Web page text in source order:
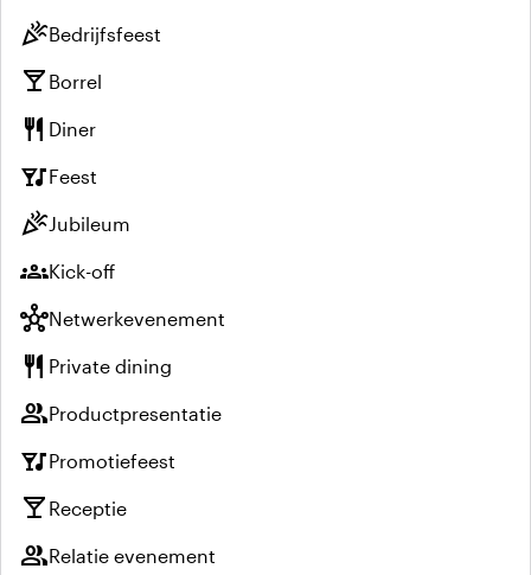
celebrationBedrijfsfeest
local_bar Borrel
restaurant Diner
nightlifeFeest
celebrationJubileum
groupsKick-off
hubNetwerkevenement
restaurant Private dining
groupProductpresentatie
nightlifePromotiefeest
local_bar Receptie
groupRelatie evenement